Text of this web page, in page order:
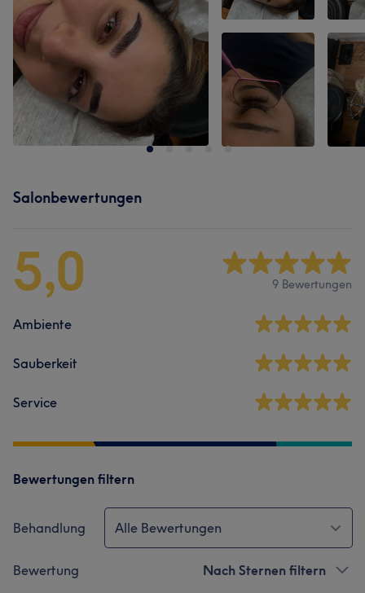
Salonbewertungen
5,0 9 Bewertungen
Ambiente
Sauberkeit
Service
Bewertungen filtern
Behandlung Alle Bewertungen
Bewertung Nach Sternen filtern